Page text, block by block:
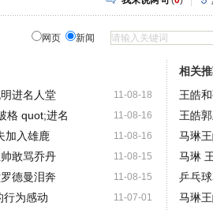
网页 新闻
11-08-18
进名人堂
11-08-16
格 quot;进名
11-08-16
加入雄鹿
11-08-15
敢骂乔丹
11-08-15
德曼泪奔
11-07-01
行为感动
相关
王皓
王皓
马琳
马琳
乒乓
马琳